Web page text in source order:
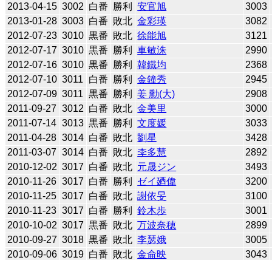
2013-04-15 3002 白番 勝利 安官旭
3003
2013-01-28 3003 白番 敗北 金彩瑛
3082
2012-07-23 3010 黒番 敗北 徐能旭
3121
2012-07-17 3010 黒番 勝利 車敏洙
2990
2012-07-16 3010 黒番 勝利 韓鐵均
2368
2012-07-10 3011 白番 勝利 金鐘秀
2945
2012-07-09 3011 黒番 勝利 姜 勳(大)
2908
2011-09-27 3012 白番 敗北 金美里
3000
2011-07-14 3013 黒番 勝利 文度媛
3033
2011-04-28 3014 白番 敗北 劉星
3428
2011-03-07 3014 白番 敗北 李多慧
2892
2010-12-02 3017 白番 敗北 元晟ジン
3493
2010-11-26 3017 白番 勝利 ゼイ廼偉
3200
2010-11-25 3017 白番 敗北 謝依旻
3100
2010-11-23 3017 白番 勝利 鈴木歩
3001
2010-10-02 3017 黒番 敗北 万波奈穂
2899
2010-09-27 3018 黒番 敗北 李瑟娥
3005
2010-09-06 3019 白番 敗北 金侖映
3043